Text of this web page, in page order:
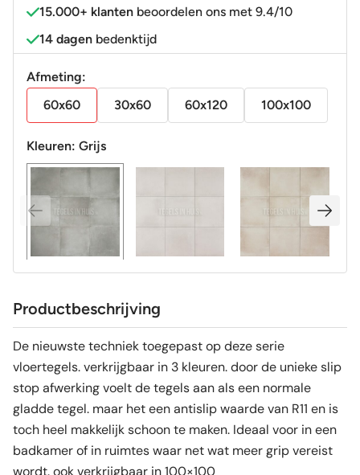
15.000+ klanten beoordelen ons met 9.4/10
14 dagen bedenktijd
Afmeting:
60x60
30x60 60x120 100x100
Kleuren: Grijs
Productbeschrijving
De nieuwste techniek toegepast op deze serie
vloertegels. verkrijgbaar in 3 kleuren. door de unieke slip
stop afwerking voelt de tegels aan als een normale
gladde tegel. maar het een antislip waarde van R11 en is
toch heel makkelijk schoon te maken. Ideaal voor in een
badkamer of in ruimtes waar net wat meer grip vereist
wordt. ook verkrijgbaar in 100×100